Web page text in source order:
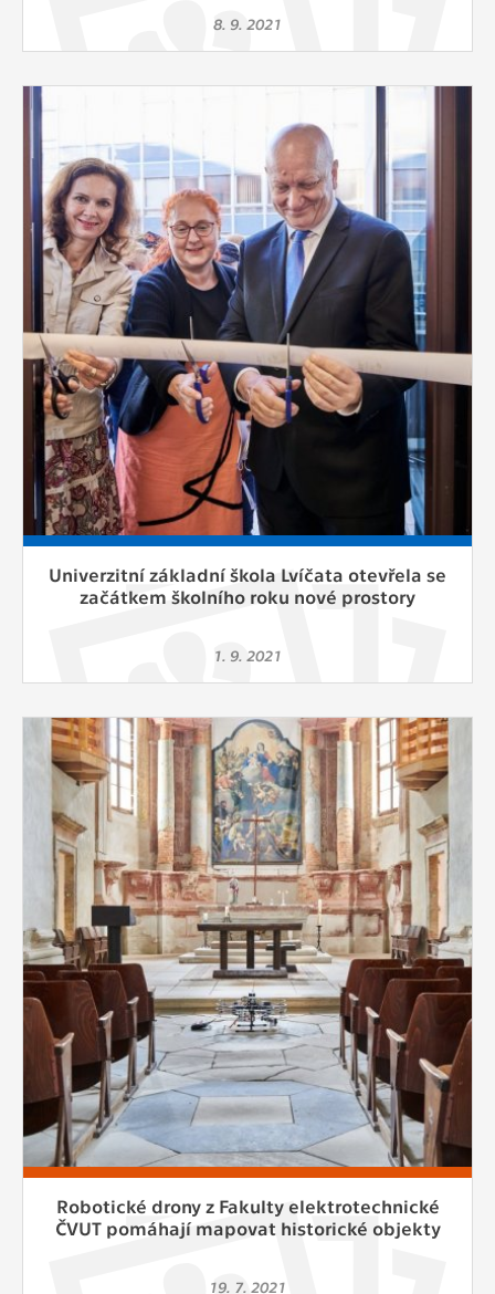
8. 9. 2021
Univerzitní základní škola Lvíčata otevřela se
začátkem školního roku nové prostory
1. 9. 2021
Robotické drony z Fakulty elektrotechnické
ČVUT pomáhají mapovat historické objekty
19. 7. 2021